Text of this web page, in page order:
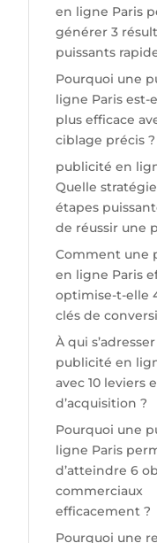
en ligne Paris
générer 3
puissants
Pourquoi une
ligne Paris est-
plus efficace
ciblage précis ?
publicité en
Quelle
étapes
de réussir une
Comment une
en ligne Paris
optimise-t-elle
clés de
À qui
publicité en
avec 10 leviers
d’acquisition ?
Pourquoi une
ligne Paris
d’atteindre 6
commerciaux
efficacement ?
Pourquoi une